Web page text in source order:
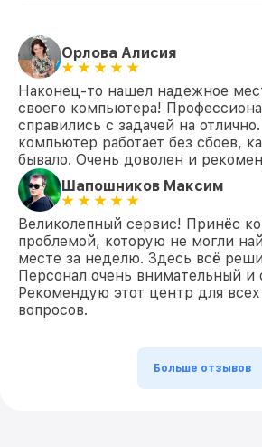
Орлова Алисия
Наконец-то нашел надежное
своего компьютера!
справились с задачей на
компьютер работает без сбоев,
бывало. Очень доволен и
Шапошников Максим
Великолепный сервис! Принёс
проблемой, которую не могли
месте за неделю. Здесь всё
Персонал очень внимательный и
Рекомендую этот центр для
вопросов.
Больше отзывов